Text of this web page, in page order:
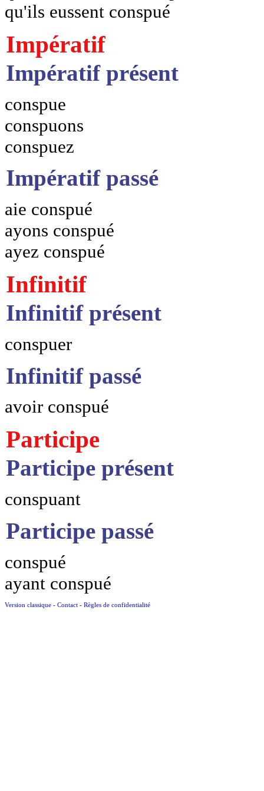
qu'ils eussent conspué
Impératif
Impératif présent
conspue
conspuons
conspuez
Impératif passé
aie conspué
ayons conspué
ayez conspué
Infinitif
Infinitif présent
conspuer
Infinitif passé
avoir conspué
Participe
Participe présent
conspuant
Participe passé
conspué
ayant conspué
Version classique - Contact - Règles de confidentialité